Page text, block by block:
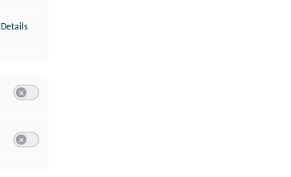
Details
zu Google Analytics